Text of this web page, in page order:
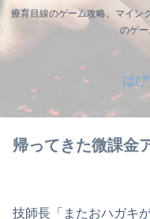
療育目線のゲーム攻略。マイン
のゲー
は
帰ってきた微課金
技師長「またおハガキ